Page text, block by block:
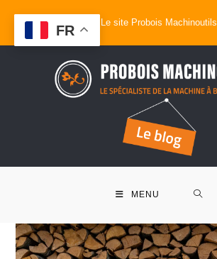
Le site Probois Machinoutils
MENU
FR